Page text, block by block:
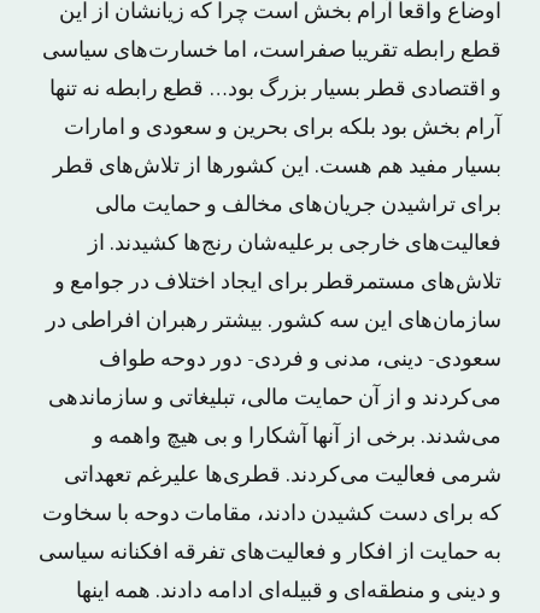
اوضاع واقعا آرام بخش است چرا که زیانشان از این
قطع رابطه تقریبا صفراست، اما خسارت‌های سیاسی
و اقتصادی قطر بسیار بزرگ بود… قطع رابطه نه تنها
آرام بخش بود بلکه برای بحرین و سعودی و امارات
بسیار مفید هم هست. این کشورها از تلاش‌های قطر
برای تراشیدن جریان‌های مخالف و حمایت مالی
فعالیت‌‌های خارجی برعلیه‌شان رنج‌ها کشیدند. از
تلاش‌های مستمرقطر برای ایجاد اختلاف در جوامع و
سازمان‌های این سه کشور. بیشتر رهبران افراطی در
سعودی- دینی، مدنی و فردی- دور دوحه طواف
می‌کردند و از آن حمایت مالی، تبلیغاتی و سازماندهی
می‌شدند. برخی از آنها آشکارا و بی هیچ واهمه‌ و
شرمی فعالیت می‌کردند. قطری‌ها علیرغم تعهداتی
که برای دست کشیدن دادند، مقامات دوحه با سخاوت
به حمایت از افکار و فعالیت‌های تفرقه افکنانه سیاسی
و دینی و منطقه‌ای و قبیله‌ای ادامه دادند. همه اینها